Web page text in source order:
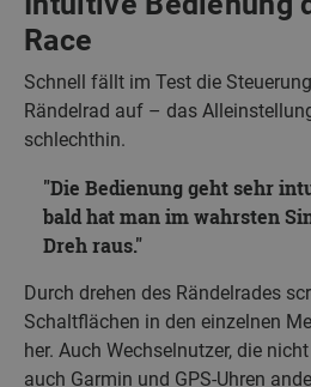
Race
Schnell fällt im Test die
Rändelrad auf – das
schlechthin.
Die Bedienung geht sehr
bald hat man im wahrsten
Dreh raus.
Durch drehen des Rändelrades
Schaltflächen in den einzelnen
her. Auch Wechselnutzer, die
auch Garmin und GPS-Uhren